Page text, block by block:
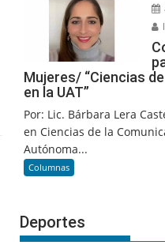
Mujeres/ “Ciencias
en la UAT”
Por: Lic. Bárbara Lera
en Ciencias de la
Autónoma...
Columnas
Deportes